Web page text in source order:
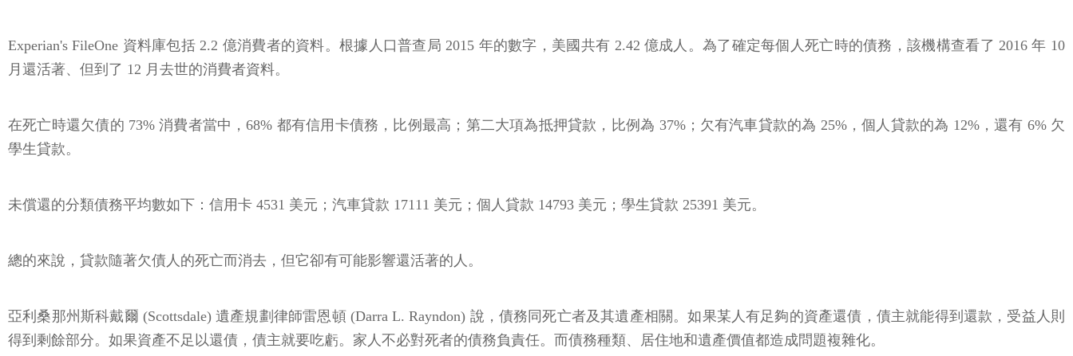
Experian's FileOne 資料庫包括 2.2 億消費者的資料。根據人口普查局 2015 年的數字，美國共有 2.42 億成人。為了確定每個人死亡時的債務，該機構查看了 2016 年 10
月還活著、但到了 12 月去世的消費者資料。
在死亡時還欠債的 73% 消費者當中，68% 都有信用卡債務，比例最高；第二大項為抵押貸款，比例為 37%；欠有汽車貸款的為 25%，個人貸款的為 12%，還有 6% 欠
學生貸款。
未償還的分類債務平均數如下：信用卡 4531 美元；汽車貸款 17111 美元；個人貸款 14793 美元；學生貸款 25391 美元。
總的來說，貸款隨著欠債人的死亡而消去，但它卻有可能影響還活著的人。
亞利桑那州斯科戴爾 (Scottsdale) 遺產規劃律師雷恩頓 (Darra L. Rayndon) 說，債務同死亡者及其遺產相關。如果某人有足夠的資產還債，債主就能得到還款，受益人則
得到剩餘部分。如果資產不足以還債，債主就要吃虧。家人不必對死者的債務負責任。而債務種類、居住地和遺產價值都造成問題複雜化。